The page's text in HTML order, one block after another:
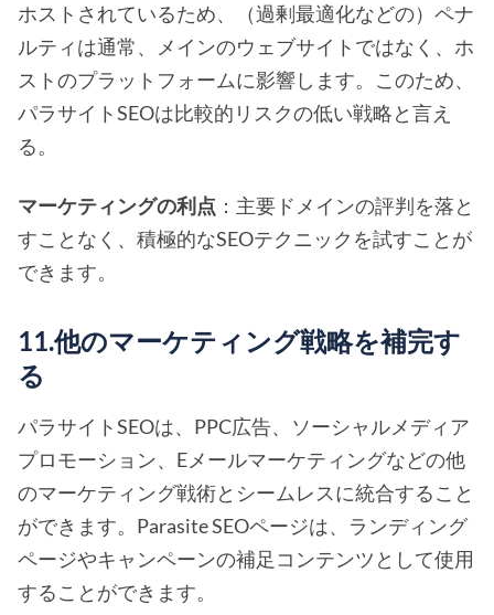
ホストされているため、（過剰最適化などの）ペナ
ルティは通常、メインのウェブサイトではなく、ホ
ストのプラットフォームに影響します。このため、
パラサイトSEOは比較的リスクの低い戦略と言え
る。
マーケティングの利点 ：主要ドメインの評判を落と
すことなく、積極的なSEOテクニックを試すことが
できます。
11.他のマーケティング戦略を補完す
る
パラサイトSEOは、PPC広告、ソーシャルメディア
プロモーション、Eメールマーケティングなどの他
のマーケティング戦術とシームレスに統合すること
ができます。Parasite SEOページは、ランディング
ページやキャンペーンの補足コンテンツとして使用
することができます。